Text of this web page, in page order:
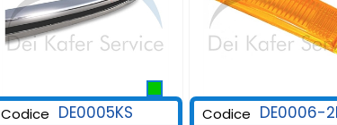
Codice DE0005KS Codice DE0006-